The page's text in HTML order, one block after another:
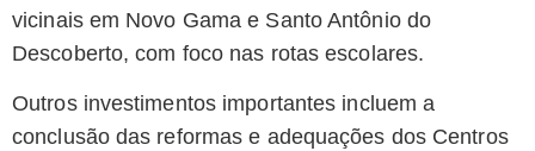
vicinais em Novo Gama e Santo Antônio do
Descoberto, com foco nas rotas escolares.
Outros investimentos importantes incluem a
conclusão das reformas e adequações dos Centros